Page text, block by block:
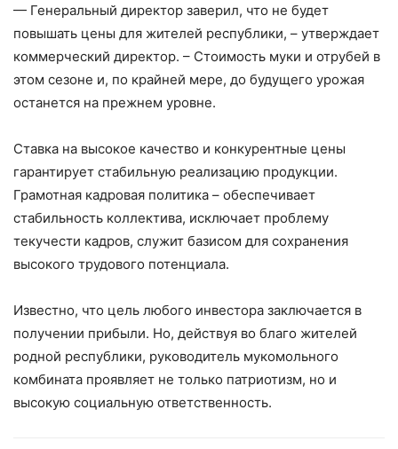
— Генеральный директор заверил, что не будет
повышать цены для жителей республики, – ​утверждает
коммерческий директор. – ​Стоимость муки и отрубей в
этом сезоне и, по крайней мере, до будущего урожая
останется на прежнем уровне.
Ставка на высокое качество и конкурентные цены
гарантирует стабильную реализацию продукции.
Грамотная кад­ровая политика – ​обеспечивает
стабильность коллектива, исключает проблему
текучести кадров, служит базисом для сохранения
высокого трудового потенциала.
Известно, что цель любого инвестора заключается в
получении прибыли. Но, действуя во благо жителей
родной республики, руководитель мукомольного
комбината проявляет не только патриотизм, но и
высокую социальную ответственность.